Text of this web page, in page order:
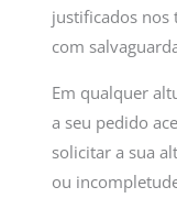
justificados nos
com
Em qualquer
a seu pedido
solicitar a sua
ou